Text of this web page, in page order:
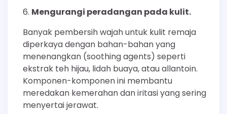
Mengurangi peradangan pada kulit.
Banyak pembersih wajah untuk kulit remaja
diperkaya dengan bahan-bahan yang
menenangkan (soothing agents) seperti
ekstrak teh hijau, lidah buaya, atau allantoin.
Komponen-komponen ini membantu
meredakan kemerahan dan iritasi yang sering
menyertai jerawat.